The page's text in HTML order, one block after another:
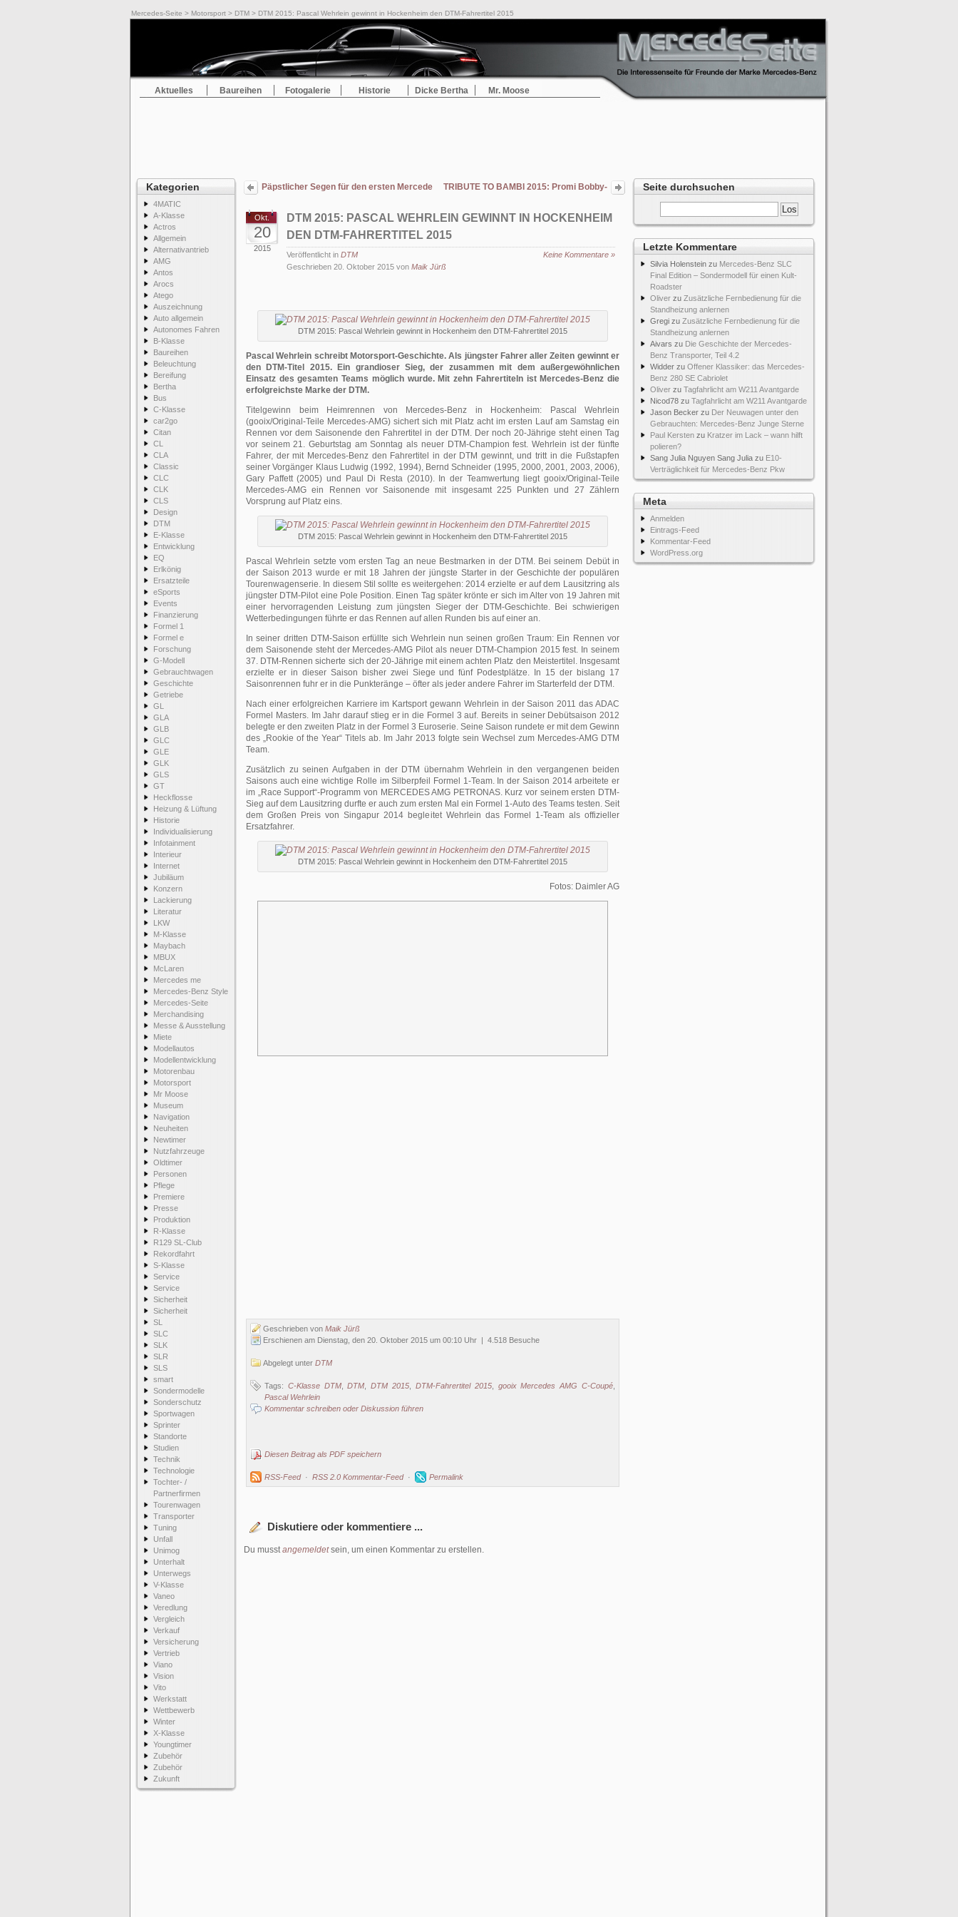
Mercedes-Seite > Motorsport > DTM > DTM 2015: Pascal Wehrlein gewinnt in Hockenheim den DTM-Fahrertitel 2015
Aktuelles Baureihen Fotogalerie Historie Dicke Bertha Mr. Moose
Kategorien
4MATIC
A-Klasse
Actros
Allgemein
Alternativantrieb
AMG
Antos
Arocs
Atego
Auszeichnung
Auto allgemein
Autonomes Fahren
B-Klasse
Baureihen
Beleuchtung
Bereifung
Bertha
Bus
C-Klasse
car2go
Citan
CL
CLA
Classic
CLC
CLK
CLS
Design
DTM
E-Klasse
Entwicklung
EQ
Erlkönig
Ersatzteile
eSports
Events
Finanzierung
Formel 1
Formel e
Forschung
G-Modell
Gebrauchtwagen
Geschichte
Getriebe
GL
GLA
GLB
GLC
GLE
GLK
GLS
GT
Heckflosse
Heizung & Lüftung
Historie
Individualisierung
Infotainment
Interieur
Internet
Jubiläum
Konzern
Lackierung
Literatur
LKW
M-Klasse
Maybach
MBUX
McLaren
Mercedes me
Mercedes-Benz Style
Mercedes-Seite
Merchandising
Messe & Ausstellung
Miete
Modellautos
Modellentwicklung
Motorenbau
Motorsport
Mr Moose
Museum
Navigation
Neuheiten
Newtimer
Nutzfahrzeuge
Oldtimer
Personen
Pflege
Premiere
Presse
Produktion
R-Klasse
R129 SL-Club
Rekordfahrt
S-Klasse
Service
Service
Sicherheit
Sicherheit
SL
SLC
SLK
SLR
SLS
smart
Sondermodelle
Sonderschutz
Sportwagen
Sprinter
Standorte
Studien
Technik
Technologie
Tochter- /
Partnerfirmen
Tourenwagen
Transporter
Tuning
Unfall
Unimog
Unterhalt
Unterwegs
V-Klasse
Vaneo
Veredlung
Vergleich
Verkauf
Versicherung
Vertrieb
Viano
Vision
Vito
Werkstatt
Wettbewerb
Winter
X-Klasse
Youngtimer
Zubehör
Zubehör
Zukunft
Seite durchsuchen
Letzte Kommentare
Silvia Holenstein zu Mercedes-Benz SLC
Final Edition – Sondermodell für einen Kult-
Roadster
Oliver zu Zusätzliche Fernbedienung für die
Standheizung anlernen
Gregi zu Zusätzliche Fernbedienung für die
Standheizung anlernen
Aivars zu Die Geschichte der Mercedes-
Benz Transporter, Teil 4.2
Widder zu Offener Klassiker: das Mercedes-
Benz 280 SE Cabriolet
Oliver zu Tagfahrlicht am W211 Avantgarde
Nicod78 zu Tagfahrlicht am W211 Avantgarde
Jason Becker zu Der Neuwagen unter den
Gebrauchten: Mercedes-Benz Junge Sterne
Paul Kersten zu Kratzer im Lack – wann hilft
polieren?
Sang Julia Nguyen Sang Julia zu E10-
Verträglichkeit für Mercedes-Benz Pkw
Meta
Anmelden
Eintrags-Feed
Kommentar-Feed
WordPress.org
Päpstlicher Segen für den ersten Mercedes-Benz Vito aus Argentinien
TRIBUTE TO BAMBI 2015: Promi Bobby-
Okt.
20
2015
DTM 2015: PASCAL WEHRLEIN GEWINNT IN HOCKENHEIM
DEN DTM-FAHRERTITEL 2015
Veröffentlicht in DTM
Keine Kommentare »
Geschrieben 20. Oktober 2015 von Maik Jürß
DTM 2015: Pascal Wehrlein gewinnt in Hockenheim den DTM-Fahrertitel 2015
Pascal Wehrlein schreibt Motorsport-Geschichte. Als jüngster Fahrer aller Zeiten gewinnt er
den DTM-Titel 2015. Ein grandioser Sieg, der zusammen mit dem außergewöhnlichen
Einsatz des gesamten Teams möglich wurde. Mit zehn Fahrertiteln ist Mercedes-Benz die
erfolgreichste Marke der DTM.
Titelgewinn beim Heimrennen von Mercedes-Benz in Hockenheim: Pascal Wehrlein
(gooix/Original-Teile Mercedes-AMG) sichert sich mit Platz acht im ersten Lauf am Samstag ein
Rennen vor dem Saisonende den Fahrertitel in der DTM. Der noch 20-Jährige steht einen Tag
vor seinem 21. Geburtstag am Sonntag als neuer DTM-Champion fest. Wehrlein ist der fünfte
Fahrer, der mit Mercedes-Benz den Fahrertitel in der DTM gewinnt, und tritt in die Fußstapfen
seiner Vorgänger Klaus Ludwig (1992, 1994), Bernd Schneider (1995, 2000, 2001, 2003, 2006),
Gary Paffett (2005) und Paul Di Resta (2010). In der Teamwertung liegt gooix/Original-Teile
Mercedes-AMG ein Rennen vor Saisonende mit insgesamt 225 Punkten und 27 Zählern
Vorsprung auf Platz eins.
DTM 2015: Pascal Wehrlein gewinnt in Hockenheim den DTM-Fahrertitel 2015
Pascal Wehrlein setzte vom ersten Tag an neue Bestmarken in der DTM. Bei seinem Debüt in
der Saison 2013 wurde er mit 18 Jahren der jüngste Starter in der Geschichte der populären
Tourenwagenserie. In diesem Stil sollte es weitergehen: 2014 erzielte er auf dem Lausitzring als
jüngster DTM-Pilot eine Pole Position. Einen Tag später krönte er sich im Alter von 19 Jahren mit
einer hervorragenden Leistung zum jüngsten Sieger der DTM-Geschichte. Bei schwierigen
Wetterbedingungen führte er das Rennen auf allen Runden bis auf einer an.
In seiner dritten DTM-Saison erfüllte sich Wehrlein nun seinen großen Traum: Ein Rennen vor
dem Saisonende steht der Mercedes-AMG Pilot als neuer DTM-Champion 2015 fest. In seinem
37. DTM-Rennen sicherte sich der 20-Jährige mit einem achten Platz den Meistertitel. Insgesamt
erzielte er in dieser Saison bisher zwei Siege und fünf Podestplätze. In 15 der bislang 17
Saisonrennen fuhr er in die Punkteränge – öfter als jeder andere Fahrer im Starterfeld der DTM.
Nach einer erfolgreichen Karriere im Kartsport gewann Wehrlein in der Saison 2011 das ADAC
Formel Masters. Im Jahr darauf stieg er in die Formel 3 auf. Bereits in seiner Debütsaison 2012
belegte er den zweiten Platz in der Formel 3 Euroserie. Seine Saison rundete er mit dem Gewinn
des „Rookie of the Year“ Titels ab. Im Jahr 2013 folgte sein Wechsel zum Mercedes-AMG DTM
Team.
Zusätzlich zu seinen Aufgaben in der DTM übernahm Wehrlein in den vergangenen beiden
Saisons auch eine wichtige Rolle im Silberpfeil Formel 1-Team. In der Saison 2014 arbeitete er
im „Race Support“-Programm von MERCEDES AMG PETRONAS. Kurz vor seinem ersten DTM-
Sieg auf dem Lausitzring durfte er auch zum ersten Mal ein Formel 1-Auto des Teams testen. Seit
dem Großen Preis von Singapur 2014 begleitet Wehrlein das Formel 1-Team als offizieller
Ersatzfahrer.
DTM 2015: Pascal Wehrlein gewinnt in Hockenheim den DTM-Fahrertitel 2015
Fotos: Daimler AG
Geschrieben von Maik Jürß
Erschienen am Dienstag, den 20. Oktober 2015 um 00:10 Uhr | 4.518 Besuche
Abgelegt unter DTM
Tags: C-Klasse DTM,DTM ,DTM 2015 DTM-Fahrertitel 2015, gooix Mercedes AMG C-Coupé
Pascal Wehrlein
Kommentar schreiben oder Diskussion führen
Diesen Beitrag als PDF speichern
RSS-Feed· RSS 2.0 Kommentar-Feed· Permalink
Diskutiere oder kommentiere ...
Du musstangemeldetsein, um einen Kommentar zu erstellen.